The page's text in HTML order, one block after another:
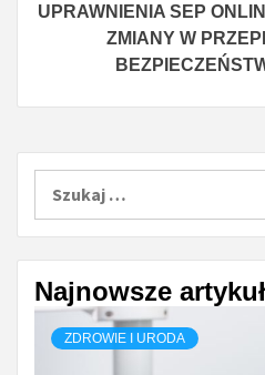
UPRAWNIENIA SEP
ZMIANY W
Najnowsze
ZDROWIE I URODA